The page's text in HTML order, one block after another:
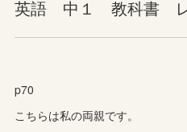
英語 中１ 教科書
p70
こちらは私の両親です。